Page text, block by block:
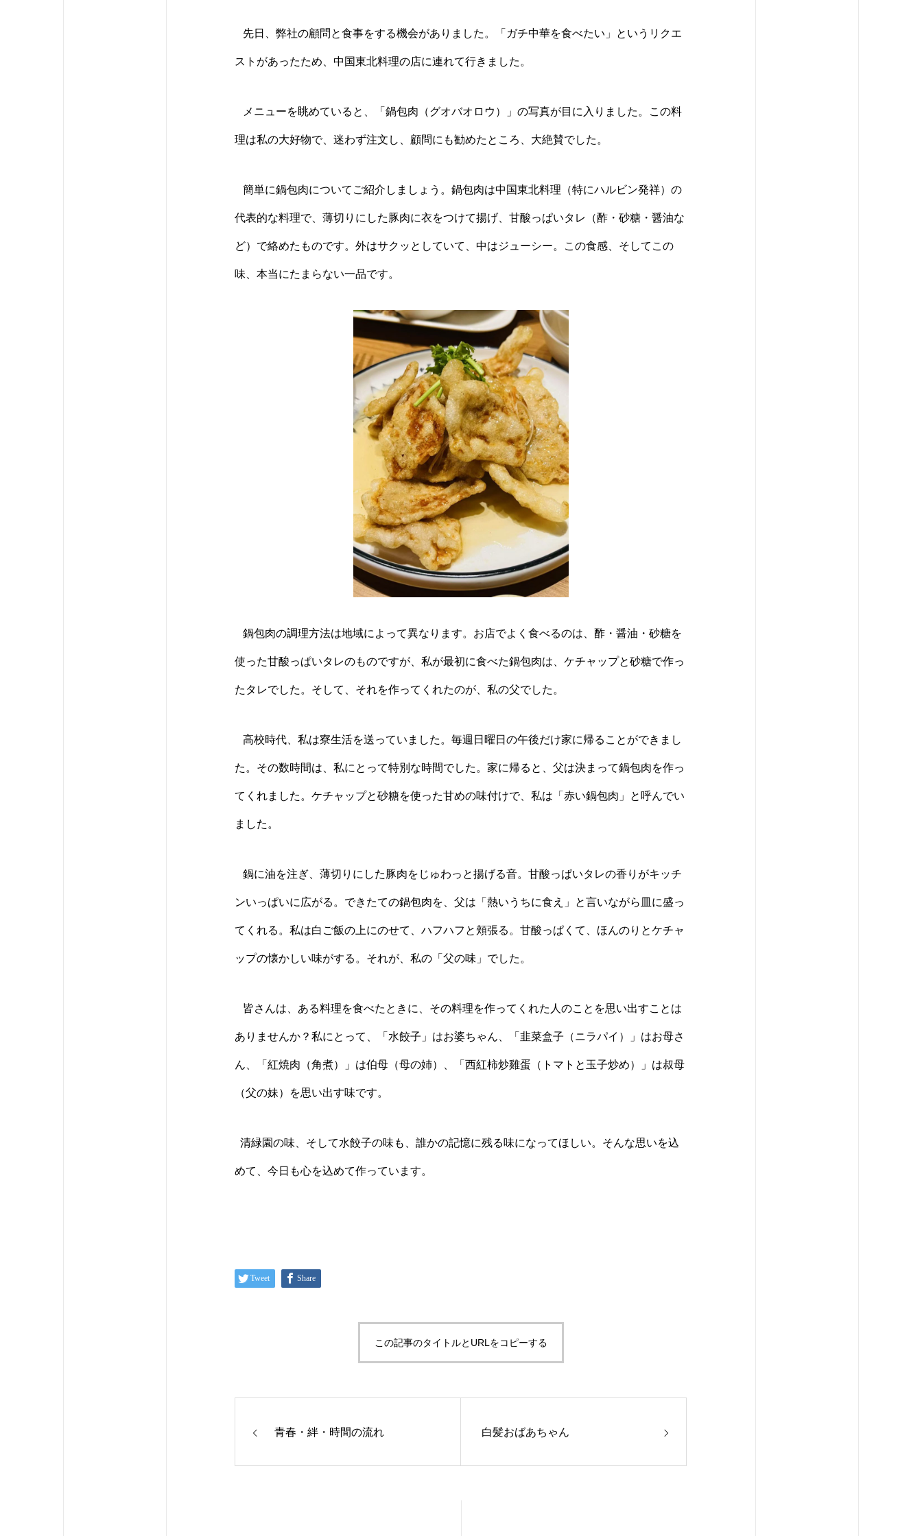
先日、弊社の顧問と食事をする機会がありました。「ガチ中華を食べたい」というリクエ
ストがあったため、中国東北料理の店に連れて行きました。
メニューを眺めていると、「鍋包肉（グオバオロウ）」の写真が目に入りました。この料
理は私の大好物で、迷わず注文し、顧問にも勧めたところ、大絶賛でした。
簡単に鍋包肉についてご紹介しましょう。鍋包肉は中国東北料理（特にハルビン発祥）の
代表的な料理で、薄切りにした豚肉に衣をつけて揚げ、甘酸っぱいタレ（酢・砂糖・醤油な
ど）で絡めたものです。外はサクッとしていて、中はジューシー。この食感、そしてこの
味、本当にたまらない一品です。
鍋包肉の調理方法は地域によって異なります。お店でよく食べるのは、酢・醤油・砂糖を
使った甘酸っぱいタレのものですが、私が最初に食べた鍋包肉は、ケチャップと砂糖で作っ
たタレでした。そして、それを作ってくれたのが、私の父でした。
高校時代、私は寮生活を送っていました。毎週日曜日の午後だけ家に帰ることができまし
た。その数時間は、私にとって特別な時間でした。家に帰ると、父は決まって鍋包肉を作っ
てくれました。ケチャップと砂糖を使った甘めの味付けで、私は「赤い鍋包肉」と呼んでい
ました。
鍋に油を注ぎ、薄切りにした豚肉をじゅわっと揚げる音。甘酸っぱいタレの香りがキッチ
ンいっぱいに広がる。できたての鍋包肉を、父は「熱いうちに食え」と言いながら皿に盛っ
てくれる。私は白ご飯の上にのせて、ハフハフと頬張る。甘酸っぱくて、ほんのりとケチャ
ップの懐かしい味がする。それが、私の「父の味」でした。
皆さんは、ある料理を食べたときに、その料理を作ってくれた人のことを思い出すことは
ありませんか？私にとって、「水餃子」はお婆ちゃん、「韭菜盒子（ニラパイ）」はお母さ
ん、「紅焼肉（角煮）」は伯母（母の姉）、「西紅柿炒雞蛋（トマトと玉子炒め）」は叔母
（父の妹）を思い出す味です。
清緑園の味、そして水餃子の味も、誰かの記憶に残る味になってほしい。そんな思いを込
めて、今日も心を込めて作っています。
Tweet Share
この記事のタイトルとURLをコピーする
青春・絆・時間の流れ 白髪おばあちゃん